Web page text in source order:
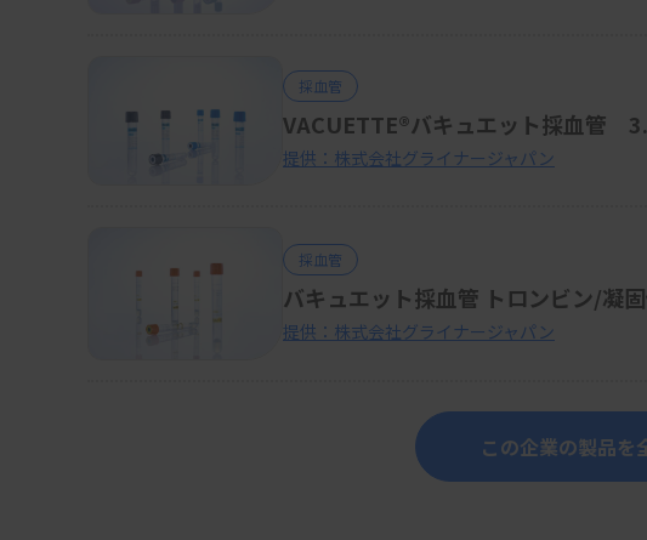
採血管
VACUETTE®バキュエット採血管
提供：株式会社グライナージャパン
採血管
バキュエット採血管 トロンビン/凝
提供：株式会社グライナージャパン
この企業の製品を